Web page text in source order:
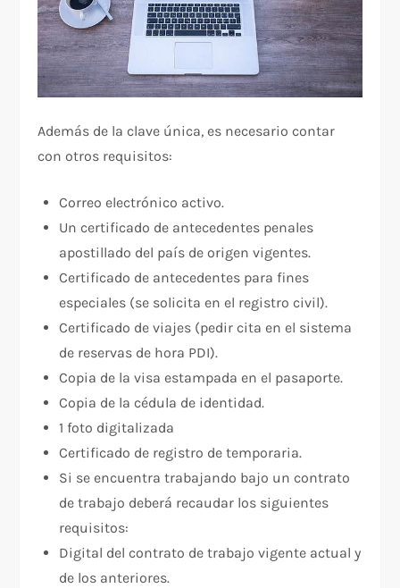
Además de la clave única, es necesario contar
con otros requisitos:
Correo electrónico activo.
Un certificado de antecedentes penales
apostillado del país de origen vigentes.
Certificado de antecedentes para fines
especiales (se solicita en el registro civil).
Certificado de viajes (pedir cita en el sistema
de reservas de hora PDI).
Copia de la visa estampada en el pasaporte.
Copia de la cédula de identidad.
1 foto digitalizada
Certificado de registro de temporaria.
Si se encuentra trabajando bajo un contrato
de trabajo deberá recaudar los siguientes
requisitos:
Digital del contrato de trabajo vigente actual y
de los anteriores.